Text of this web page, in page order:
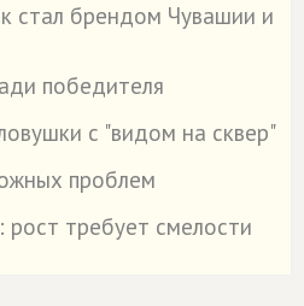
стал брендом Чувашии и
победителя
с "видом на сквер"
проблем
рост требует смелости